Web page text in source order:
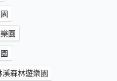
園
森林遊樂園